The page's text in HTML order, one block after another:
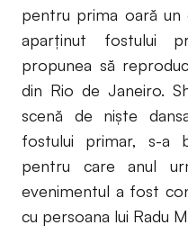
pentru prima oară un
aparținut fostului
propunea să
din Rio de Janeiro.
scenă de niște
fostului primar, s-a
pentru care anul
evenimentul a fost
cu persoana lui Radu